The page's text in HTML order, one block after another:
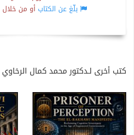
بلّغ عن الكتاب أو من خلال
كتب أخرى لـدكتور محمد كمال الرخاوي